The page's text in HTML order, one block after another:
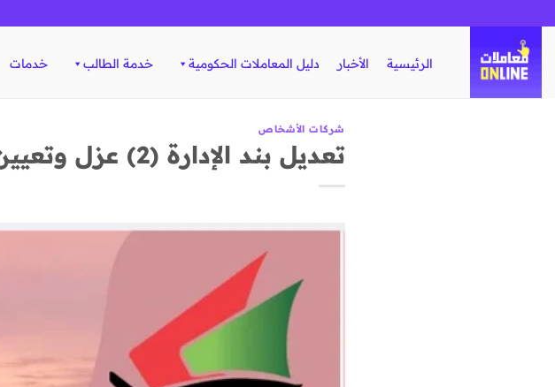
الرئيسية الأخبار دليل المعاملات الحكومية خدمة الطالب خدمات
شركات الأشخاص
تعديل بند الإدارة (2) عزل وتعيين مدير